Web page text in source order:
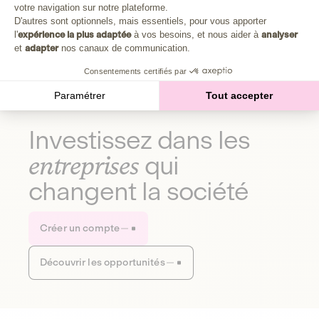
Plongez au cœur de la fabrique d'une autre économie,
celle qui fait du bien à la planète et aux humains.
Découvrir notre média
Investissez dans les
entreprises qui
changent la société
Créer un compte
Découvrir les opportunités
votre navigation sur notre plateforme.
D'autres sont optionnels, mais essentiels, pour vous apporter
l'expérience la plus adaptéeà vos besoins, et nous aider à analyser
et adapternos canaux de communication.
Consentements certifiés par
Paramétrer Tout accepter
Axeptio consent